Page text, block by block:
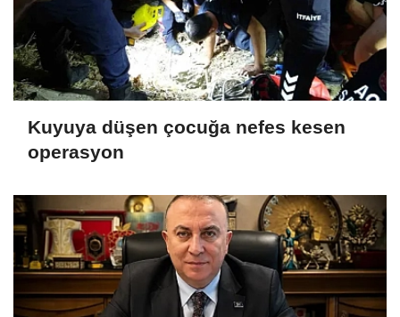
Kuyuya düşen çocuğa nefes kesen
operasyon